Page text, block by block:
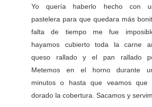
Yo quería haberlo hecho con
pastelera para que quedara más
falta de tiempo me fue
hayamos cubierto toda la carne
queso rallado y el pan rallado
Metemos en el horno durante
minutos o hasta que veamos
dorado la cobertura. Sacamos y